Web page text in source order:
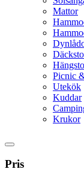
Mattor
Picnic
Utekök
Kuddar
Krukor
Pris